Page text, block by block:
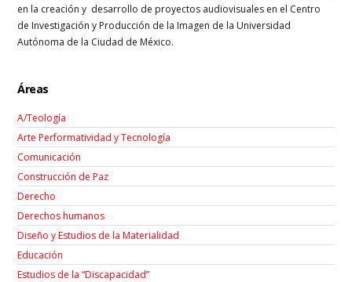
en la creación y desarrollo de proyectos audiovisuales en el Centro
de Investigación y Producción de la Imagen de la Universidad
Autónoma de la Ciudad de México.
Áreas
A/Teología
Arte Performatividad y Tecnología
Comunicación
Construcción de Paz
Derecho
Derechos humanos
Diseño y Estudios de la Materialidad
Educación
Estudios de la “Discapacidad”